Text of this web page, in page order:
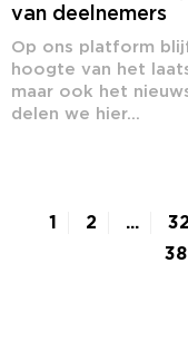
van deelnemers
Op ons platform
hoogte van het
maar ook het
delen we hier...
1 2 ... 32
38